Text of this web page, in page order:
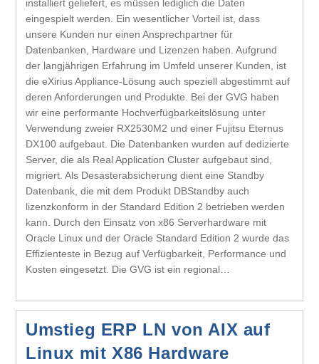
installiert geliefert, es müssen lediglich die Daten
eingespielt werden. Ein wesentlicher Vorteil ist, dass
unsere Kunden nur einen Ansprechpartner für
Datenbanken, Hardware und Lizenzen haben. Aufgrund
der langjährigen Erfahrung im Umfeld unserer Kunden, ist
die eXirius Appliance-Lösung auch speziell abgestimmt auf
deren Anforderungen und Produkte. Bei der GVG haben
wir eine performante Hochverfügbarkeitslösung unter
Verwendung zweier RX2530M2 und einer Fujitsu Eternus
DX100 aufgebaut. Die Datenbanken wurden auf dedizierte
Server, die als Real Application Cluster aufgebaut sind,
migriert. Als Desasterabsicherung dient eine Standby
Datenbank, die mit dem Produkt DBStandby auch
lizenzkonform in der Standard Edition 2 betrieben werden
kann. Durch den Einsatz von x86 Serverhardware mit
Oracle Linux und der Oracle Standard Edition 2 wurde das
Effizienteste in Bezug auf Verfügbarkeit, Performance und
Kosten eingesetzt. Die GVG ist ein regional…
Umstieg ERP LN von AIX auf
Linux mit X86 Hardware